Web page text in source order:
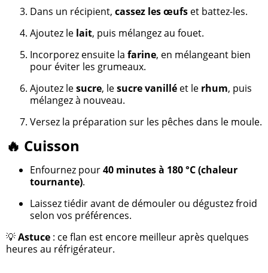
Dans un récipient, cassez les œufs et battez-les.
Ajoutez le lait, puis mélangez au fouet.
Incorporez ensuite la farine, en mélangeant bien
pour éviter les grumeaux.
Ajoutez lesucre, lesucre vanillé et le rhum, puis
mélangez à nouveau.
Versez la préparation sur les pêches dans le moule.
🔥 Cuisson
Enfournez pour40 minutes à 180 °C (chaleur
tournante).
Laissez tiédir avant de démouler ou dégustez froid
selon vos préférences.
💡Astuce : ce flan est encore meilleur après quelques
heures au réfrigérateur.